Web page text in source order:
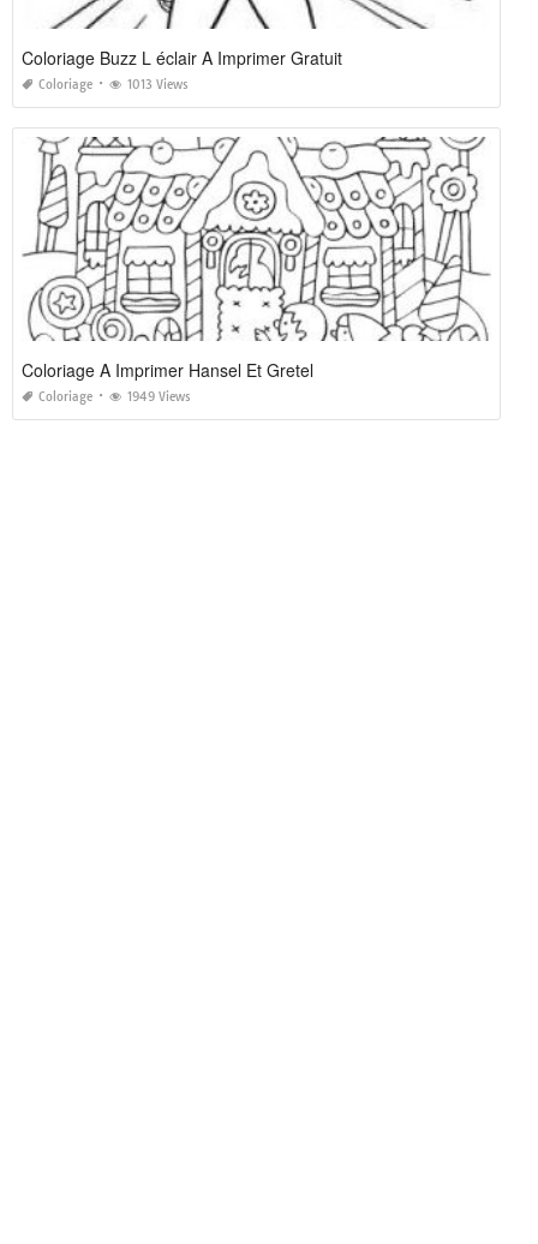
Coloriage Buzz L éclair A Imprimer Gratuit
Coloriage 1013 Views
Coloriage A Imprimer Hansel Et Gretel
Coloriage 1949 Views